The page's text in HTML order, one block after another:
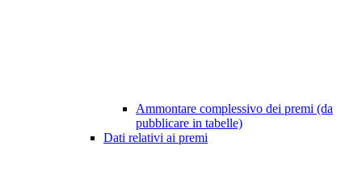
Ammontare complessivo dei premi (da
pubblicare in tabelle)
Dati relativi ai premi